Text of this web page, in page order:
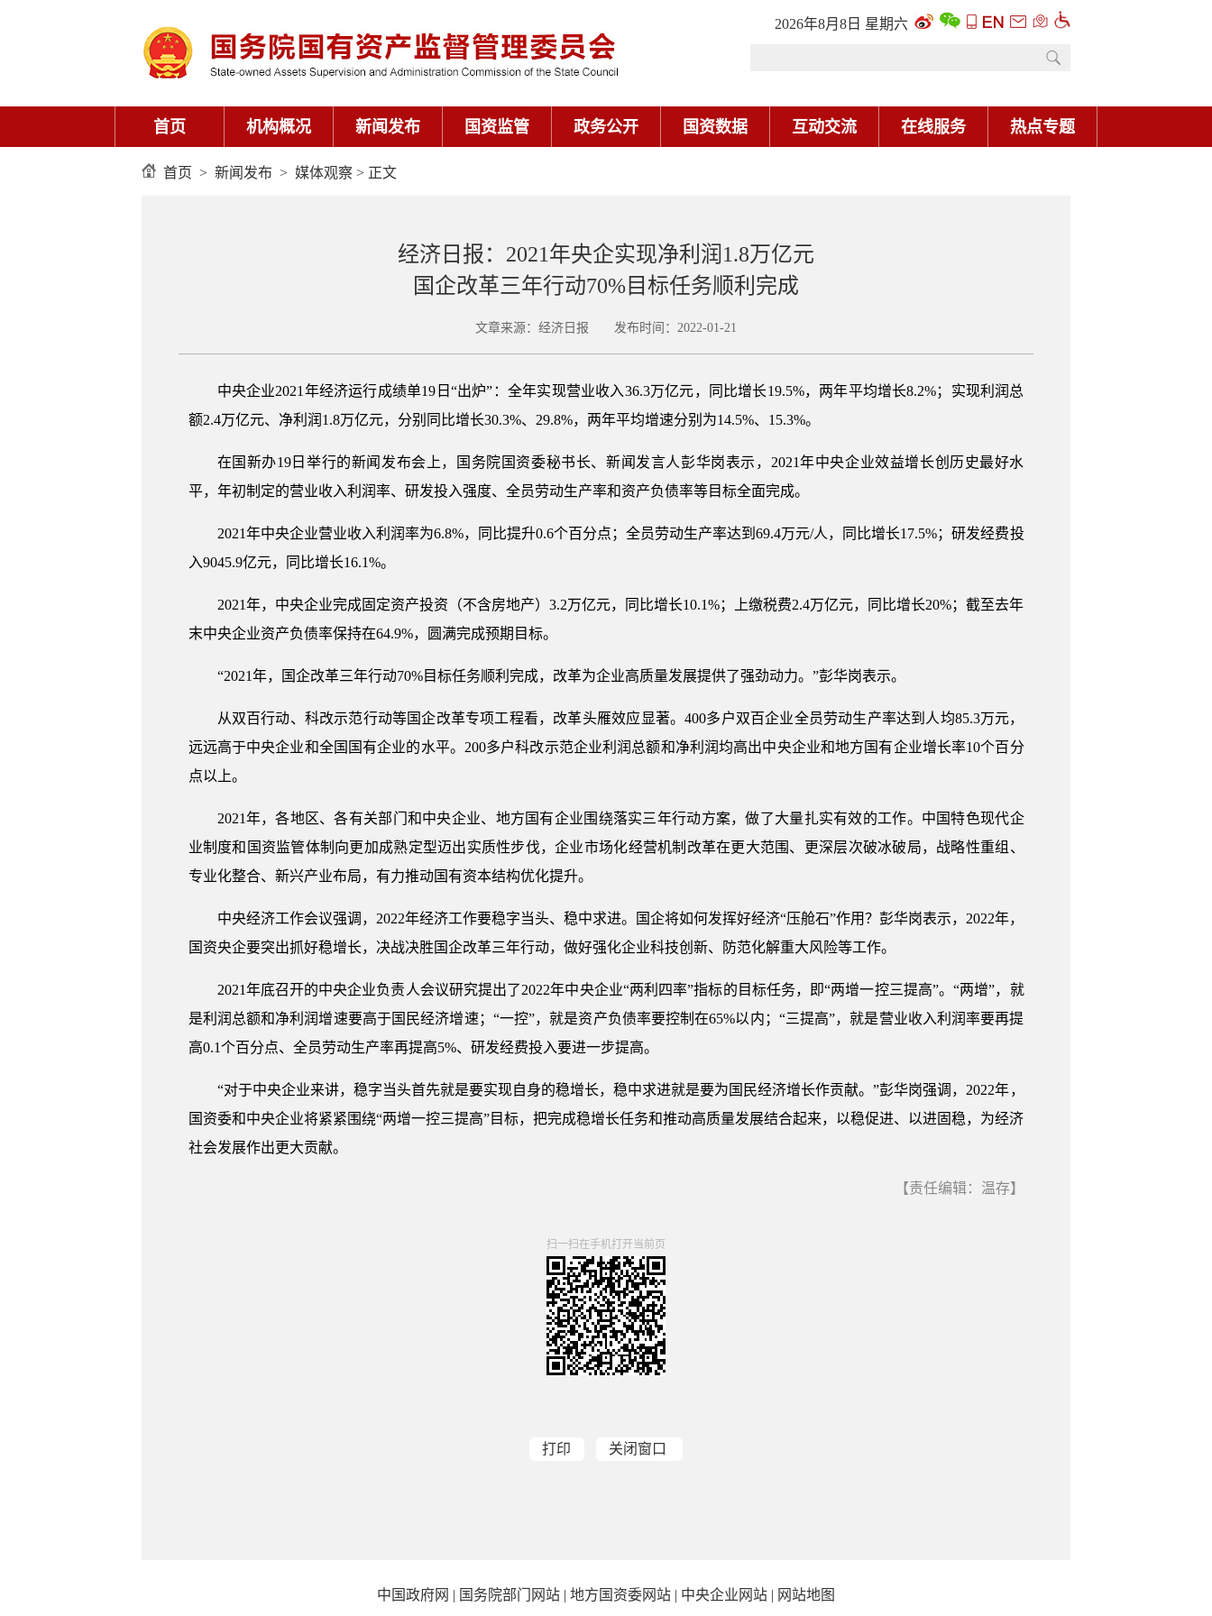
2026年8月8日 星期六
首页 机构概况 新闻发布 国资监管 政务公开 国资数据 互动交流 在线服务 热点专题
首页 > 新闻发布 > 媒体观察 > 正文
经济日报：2021年央企实现净利润1.8万亿元
国企改革三年行动70%目标任务顺利完成
文章来源：经济日报 发布时间：2022-01-21
中央企业2021年经济运行成绩单19日“出炉”：全年实现营业收入36.3万亿元，同比增长19.5%，两年平均增长8.2%；实现利润总
额2.4万亿元、净利润1.8万亿元，分别同比增长30.3%、29.8%，两年平均增速分别为14.5%、15.3%。
在国新办19日举行的新闻发布会上，国务院国资委秘书长、新闻发言人彭华岗表示，2021年中央企业效益增长创历史最好水
平，年初制定的营业收入利润率、研发投入强度、全员劳动生产率和资产负债率等目标全面完成。
2021年中央企业营业收入利润率为6.8%，同比提升0.6个百分点；全员劳动生产率达到69.4万元/人，同比增长17.5%；研发经费投
入9045.9亿元，同比增长16.1%。
2021年，中央企业完成固定资产投资（不含房地产）3.2万亿元，同比增长10.1%；上缴税费2.4万亿元，同比增长20%；截至去年
末中央企业资产负债率保持在64.9%，圆满完成预期目标。
“2021年，国企改革三年行动70%目标任务顺利完成，改革为企业高质量发展提供了强劲动力。”彭华岗表示。
从双百行动、科改示范行动等国企改革专项工程看，改革头雁效应显著。400多户双百企业全员劳动生产率达到人均85.3万元，
远远高于中央企业和全国国有企业的水平。200多户科改示范企业利润总额和净利润均高出中央企业和地方国有企业增长率10个百分
点以上。
2021年，各地区、各有关部门和中央企业、地方国有企业围绕落实三年行动方案，做了大量扎实有效的工作。中国特色现代企
业制度和国资监管体制向更加成熟定型迈出实质性步伐，企业市场化经营机制改革在更大范围、更深层次破冰破局，战略性重组、
专业化整合、新兴产业布局，有力推动国有资本结构优化提升。
中央经济工作会议强调，2022年经济工作要稳字当头、稳中求进。国企将如何发挥好经济“压舱石”作用？彭华岗表示，2022年，
国资央企要突出抓好稳增长，决战决胜国企改革三年行动，做好强化企业科技创新、防范化解重大风险等工作。
2021年底召开的中央企业负责人会议研究提出了2022年中央企业“两利四率”指标的目标任务，即“两增一控三提高”。“两增”，就
是利润总额和净利润增速要高于国民经济增速；“一控”，就是资产负债率要控制在65%以内；“三提高”，就是营业收入利润率要再提
高0.1个百分点、全员劳动生产率再提高5%、研发经费投入要进一步提高。
“对于中央企业来讲，稳字当头首先就是要实现自身的稳增长，稳中求进就是要为国民经济增长作贡献。”彭华岗强调，2022年，
国资委和中央企业将紧紧围绕“两增一控三提高”目标，把完成稳增长任务和推动高质量发展结合起来，以稳促进、以进固稳，为经济
社会发展作出更大贡献。
【责任编辑：温存】
扫一扫在手机打开当前页
打印 关闭窗口